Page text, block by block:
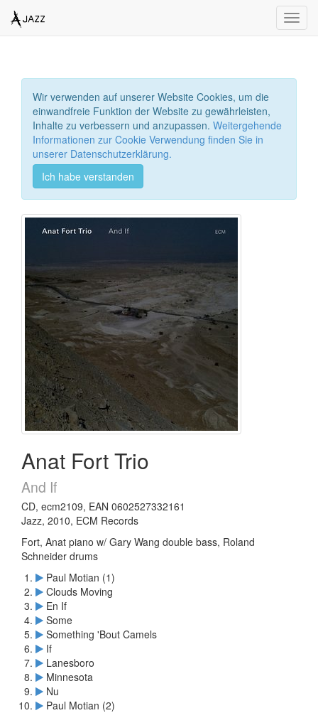
Wir verwenden auf unserer Website Cookies, um die
einwandfreie Funktion der Website zu gewährleisten,
Inhalte zu verbessern und anzupassen. Weitergehende
Informationen zur Cookie Verwendung finden Sie in
unserer Datenschutzerklärung.
Ich habe verstanden
Anat Fort Trio
And If
CD, ecm2109, EAN 0602527332161
Jazz, 2010, ECM Records
Fort, Anat piano w/ Gary Wang double bass, Roland
Schneider drums
Paul Motian (1)
Clouds Moving
En If
Some
Something 'Bout Camels
If
Lanesboro
Minnesota
Nu
Paul Motian (2)